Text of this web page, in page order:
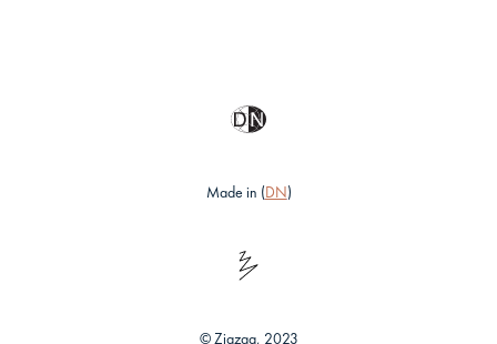
Made in (DN)
© Zigzag, 2023